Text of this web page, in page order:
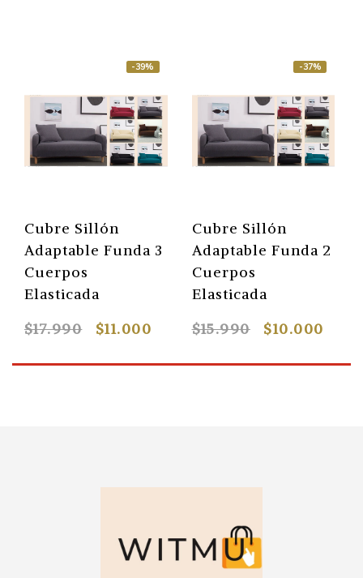
-39%
Cubre Sillón
Adaptable Funda 3
Cuerpos
Elasticada
$17.990
$11.000
-37%
Cubre Sillón
Adaptable Funda 2
Cuerpos
Elasticada
$15.990
$10.000